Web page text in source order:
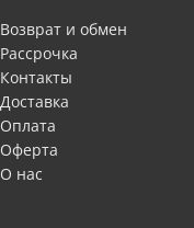
Возврат и обмен
Рассрочка
Контакты
Доставка
Оплата
Оферта
О нас